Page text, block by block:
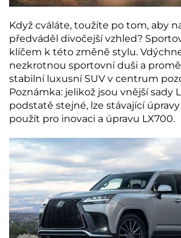
Když cváláte, toužíte po tom, aby
předváděl divočejší vzhled?
klíčem k této změně stylu.
nezkrotnou sportovní duši a
stabilní luxusní SUV v centrum
Poznámka: jelikož jsou vnější sady
podstatě stejné, lze stávající
použít pro inovaci a úpravu LX700.